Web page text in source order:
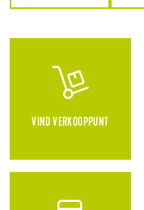
VIND VERKOOPPUNT